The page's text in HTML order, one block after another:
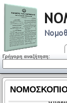
Γρήγορη αναζήτηση: